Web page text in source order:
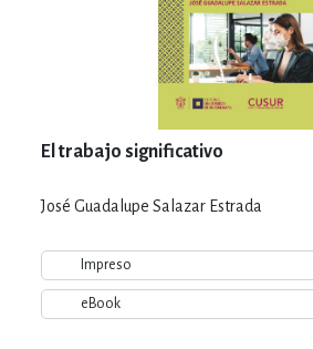
El trabajo significativo
José Guadalupe Salazar Estrada
Impreso
eBook